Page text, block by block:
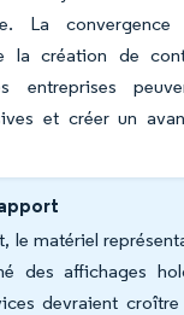
La
la création de
entreprises
et créer un
le matériel
des affichages
devraient